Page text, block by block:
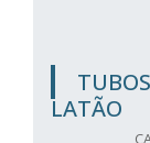
LATÃO